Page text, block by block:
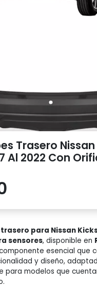
Trasero Nissan
Al 2022 Con
para Nissan
sensores, disponible en
esencial que
y diseño,
para modelos que